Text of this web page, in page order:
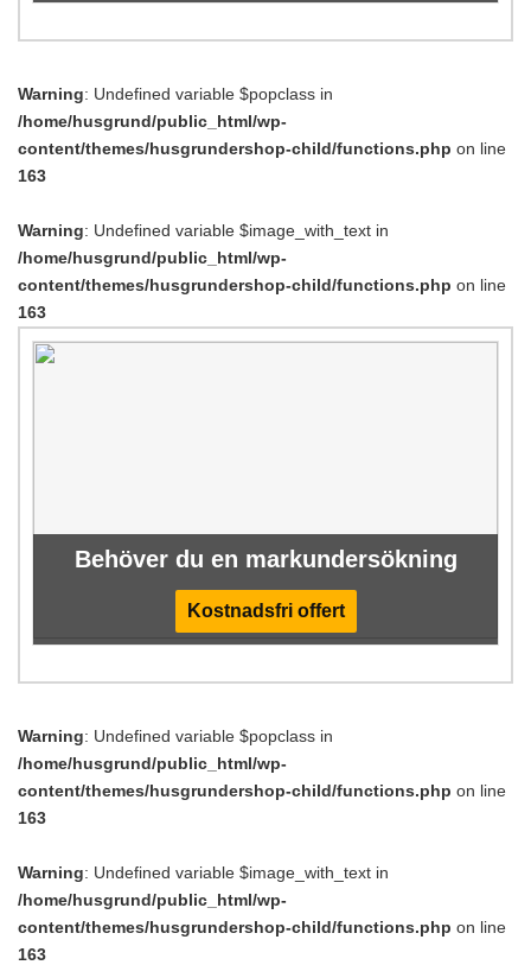
Warning: Undefined variable $popclass in
/home/husgrund/public_html/wp-
content/themes/husgrundershop-child/functions.php on line
163
Warning: Undefined variable $image_with_text in
/home/husgrund/public_html/wp-
content/themes/husgrundershop-child/functions.php on line
163
Behöver du en markundersökning
Kostnadsfri offert
Warning: Undefined variable $popclass in
/home/husgrund/public_html/wp-
content/themes/husgrundershop-child/functions.php on line
163
Warning: Undefined variable $image_with_text in
/home/husgrund/public_html/wp-
content/themes/husgrundershop-child/functions.php on line
163